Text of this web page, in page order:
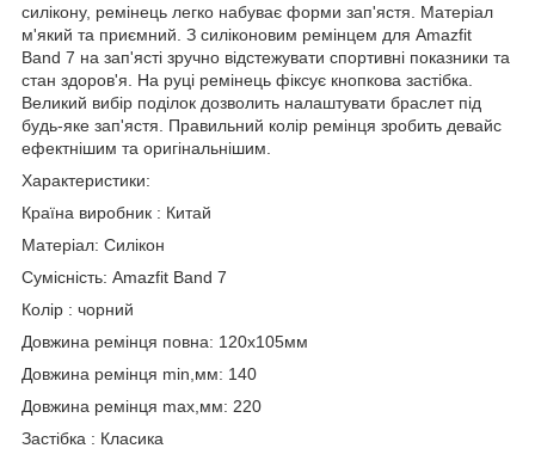
силікону, ремінець легко набуває форми зап'ястя. Матеріал
м'який та приємний. З силіконовим ремінцем для Amazfit
Band 7 на зап'ясті зручно відстежувати спортивні показники та
стан здоров'я. На руці ремінець фіксує кнопкова застібка.
Великий вибір поділок дозволить налаштувати браслет під
будь-яке зап'ястя. Правильний колір ремінця зробить девайс
ефектнішим та оригінальнішим.
Характеристики:
Країна виробник : Китай
Матеріал: Силікон
Сумісність: Amazfit Band 7
Колір : чорний
Довжина ремінця повна: 120х105мм
Довжина ремінця min,мм: 140
Довжина ремінця max,мм: 220
Застібка : Класика